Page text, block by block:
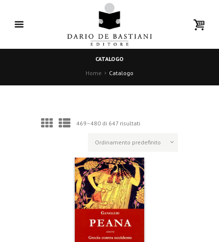
CATALOGO
Home
Catalogo
469–480 di 647 risultati